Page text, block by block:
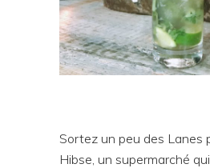
Sortez un peu des Lanes
Hibse, un supermarché